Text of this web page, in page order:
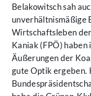
Belakowitsch sah
unverhältnismäßige
Wirtschaftsleben
Kaniak (FPÖ)
Äußerungen der
gute Optik ergeben.